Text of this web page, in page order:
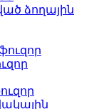
ձողային